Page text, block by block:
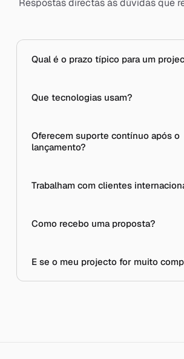
Respostas directas às dúvidas que
Qual é o prazo típico para um
Que tecnologias usam?
Oferecem suporte contínuo após o
lançamento?
Trabalham com clientes
Como recebo uma proposta?
E se o meu projecto for muito